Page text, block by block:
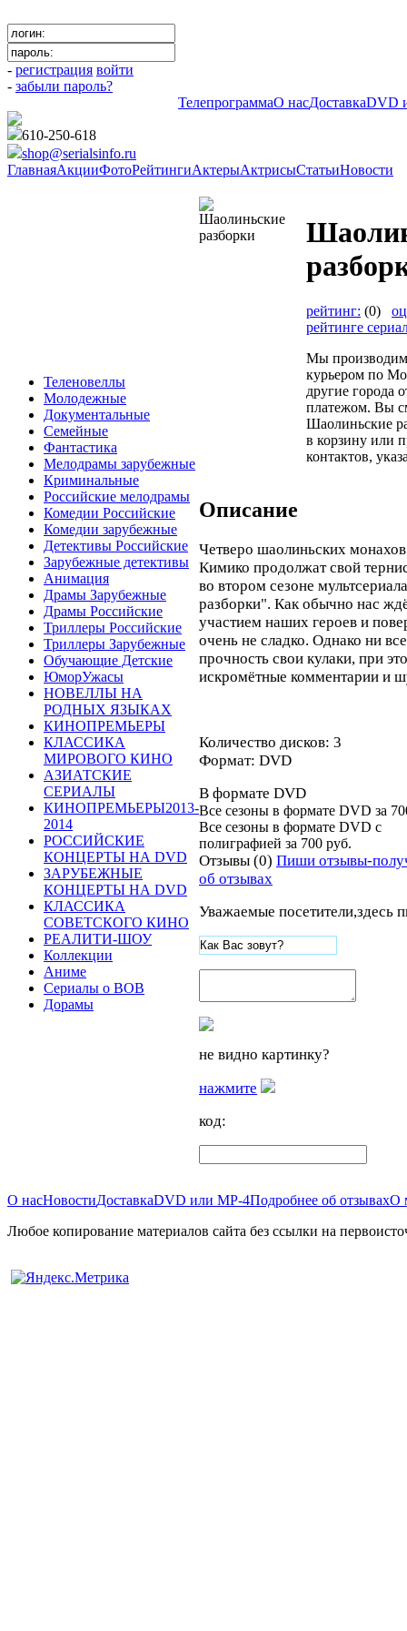
- регистрация войти
- забыли пароль?
ТелепрограммаО насДоставкаDVD
610-250-618
shop@serialsinfo.ru
ГлавнаяАкцииФотоРейтингиАктерыАктрисыСтатьиНовости
Теленовеллы
Молодежные
Документальные
Семейные
Фантастика
Мелодрамы зарубежные
Криминальные
Российские мелодрамы
Комедии Российские
Комедии зарубежные
Детективы Российские
Зарубежные детективы
Анимация
Драмы Зарубежные
Драмы Российские
Триллеры Российские
Триллеры Зарубежные
Обучающие Детские
ЮморУжасы
НОВЕЛЛЫ НА
РОДНЫХ ЯЗЫКАХ
КИНОПРЕМЬЕРЫ
КЛАССИКА
МИРОВОГО КИНО
АЗИАТСКИЕ
СЕРИАЛЫ
КИНОПРЕМЬЕРЫ2013-
2014
РОССИЙСКИЕ
КОНЦЕРТЫ НА DVD
ЗАРУБЕЖНЫЕ
КОНЦЕРТЫ НА DVD
КЛАССИКА
СОВЕТСКОГО КИНО
РЕАЛИТИ-ШОУ
Коллекции
Аниме
Сериалы о ВОВ
Дорамы
рейтинг: (0)
рейтинге
Мы производим
курьером по
другие города
платежом. Вы
Шаолиньские
в корзину или
контактов,
Описание
Четверо шаолиньских
Кимико продолжат свой
во втором сезоне
разборки". Как обычно нас
участием наших героев и
очень не сладко. Однако ни
прочность свои кулаки, при
искромётные комментарии и
Количество дисков: 3
Формат: DVD
В формате DVD
Все сезоны в формате DVD за
Все сезоны в формате DVD c
полиграфией за 700 руб.
Отзывы (0) Пиши отзывы-
об отзывах
Уважаемые посетители,здесь
не видно картинку?
нажмите
код:
О насНовостиДоставкаDVD или MP-4Подробнее об отзывахО
Любое копирование материалов сайта без ссылки на